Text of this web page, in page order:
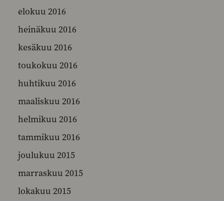
elokuu 2016
heinäkuu 2016
kesäkuu 2016
toukokuu 2016
huhtikuu 2016
maaliskuu 2016
helmikuu 2016
tammikuu 2016
joulukuu 2015
marraskuu 2015
lokakuu 2015